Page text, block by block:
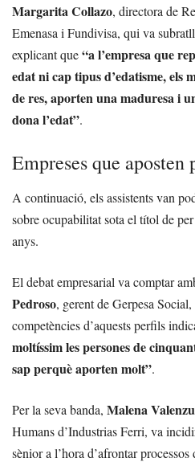
Margarita Collazo, directora de
Emenasa i Fundivisa, qui va
explicant que“a l’empresa que
edat ni cap tipus d’edatisme, els
de res, aporten una maduresa i
dona l’edat”.
Empreses que aposten
A continuació, els assistents van
sobre ocupabilitat sota el títol de
anys.
El debat empresarial va comptar
Pedroso, gerent de Gerpesa
competències d’aquests perfils
moltíssim les persones de
sap perquè aporten molt”.
Per la seva banda, Malena
Humans d’Industrias Ferri, va
sènior a l’hora d’afrontar